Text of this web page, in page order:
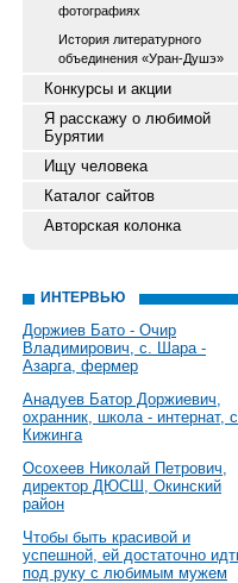
фотографиях
История литературного
объединения «Уран-Душэ»
Конкурсы и акции
Я расскажу о любимой
Бурятии
Ищу человека
Каталог сайтов
Авторская колонка
ИНТЕРВЬЮ
Доржиев Бато - Очир
Владимирович, с. Шара -
Азарга, фермер
Анадуев Батор Доржиевич,
охранник, школа - интернат,
Кижинга
Осохеев Николай Петрович,
директор ДЮСШ, Окинский
район
Чтобы быть красивой и
успешной, ей достаточно
под руку с любимым мужем